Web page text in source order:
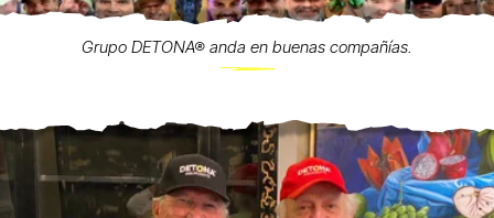
Grupo DETONA® anda en buenas compañías.